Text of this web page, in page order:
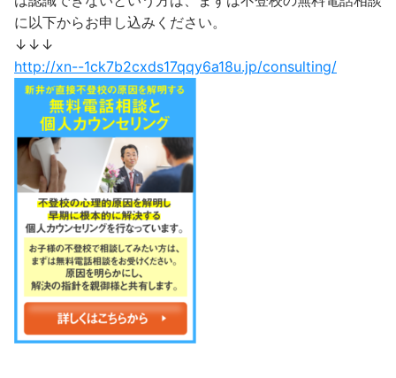
に以下からお申し込みください。
↓↓↓
http://xn--1ck7b2cxds17qqy6a18u.jp/consulting/